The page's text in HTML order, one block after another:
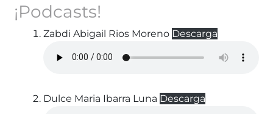
¡Podcasts!
Zabdi Abigail Rios Moreno Descarga
Dulce Maria Ibarra Luna Descarga